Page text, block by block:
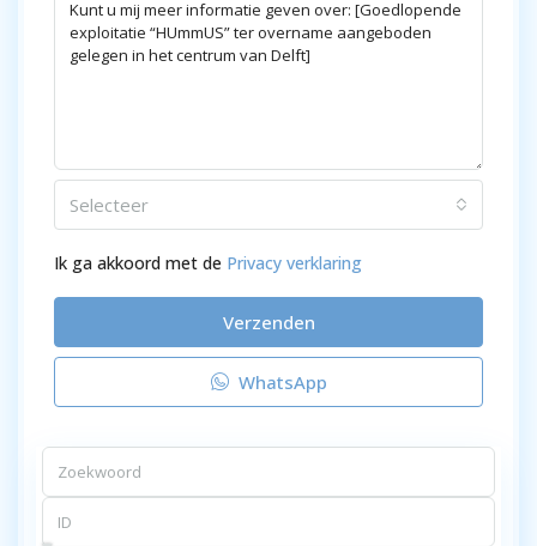
Selecteer
Ik ga akkoord met de Privacy verklaring
Verzenden
WhatsApp